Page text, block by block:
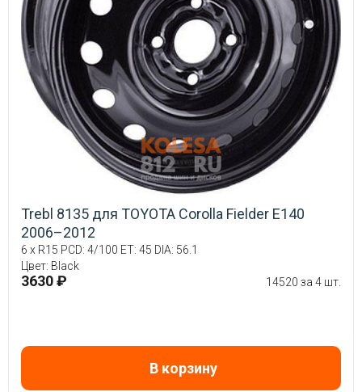
Trebl 8135 для TOYOTA Corolla Fielder E140
2006–2012
6 x R15 PCD: 4/100 ET: 45 DIA: 56.1
Цвет: Black
3630 ₽ 14520 за 4 шт.
В корзину